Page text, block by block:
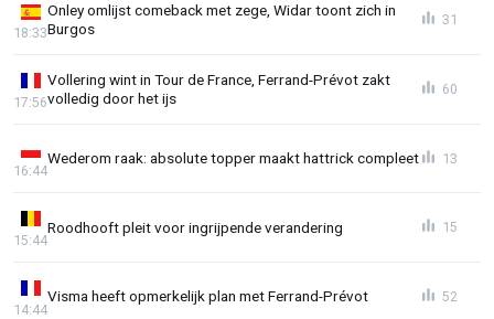
Onley omlijst comeback met zege, Widar toont zich in
Burgos
18:33
31
Vollering wint in Tour de France, Ferrand-Prévot zakt
volledig door het ijs
17:56
60
Wederom raak: absolute topper maakt hattrick compleet
16:44
13
Roodhooft pleit voor ingrijpende verandering
15:44
15
Visma heeft opmerkelijk plan met Ferrand-Prévot
14:44
52